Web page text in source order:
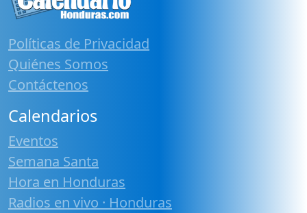
Políticas de Privacidad
Quiénes Somos
Contáctenos
Calendarios
Eventos
Semana Santa
Hora en Honduras
Radios en vivo · Honduras